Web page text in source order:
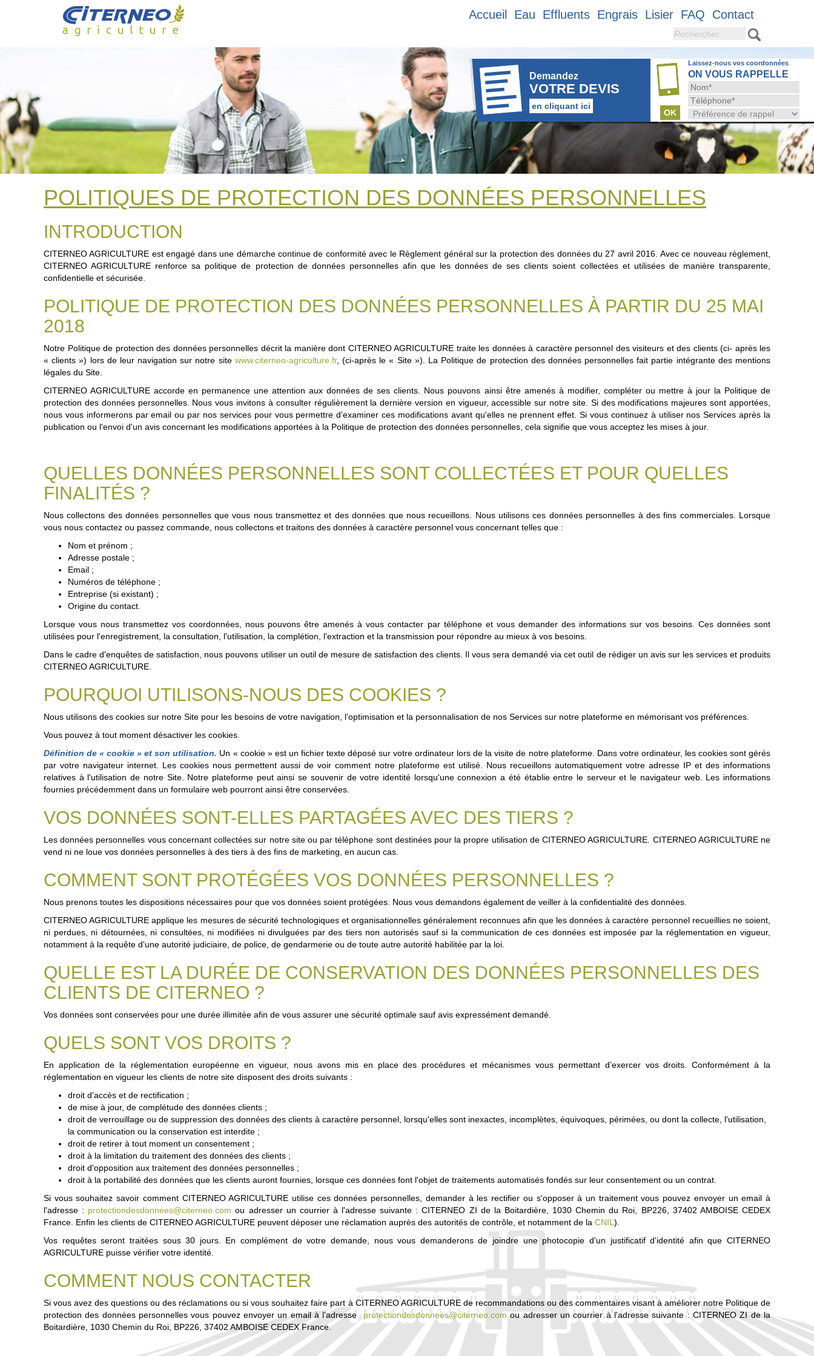
Accueil Eau Effluents Engrais Lisier FAQ Contact
Rechercher
Demandez
VOTRE DEVIS
en cliquant ici
Laissez-nous vos coordonnées
ON VOUS RAPPELLE
POLITIQUES DE PROTECTION DES DONNÉES PERSONNELLES
INTRODUCTION
CITERNEO AGRICULTURE est engagé dans une démarche continue de conformité avec le Règlement général sur la protection des données du 27 avril 2016. Avec ce nouveau règlement,
CITERNEO AGRICULTURE renforce sa politique de protection de données personnelles afin que les données de ses clients soient collectées et utilisées de manière transparente,
confidentielle et sécurisée.
POLITIQUE DE PROTECTION DES DONNÉES PERSONNELLES À PARTIR DU 25 MAI
2018
Notre Politique de protection des données personnelles décrit la manière dont CITERNEO AGRICULTURE traite les données à caractère personnel des visiteurs et des clients (ci- après les
« clients ») lors de leur navigation sur notre site www.citerneo-agriculture.fr, (ci-après le « Site »). La Politique de protection des données personnelles fait partie intégrante des mentions
légales du Site.
CITERNEO AGRICULTURE accorde en permanence une attention aux données de ses clients. Nous pouvons ainsi être amenés à modifier, compléter ou mettre à jour la Politique de
protection des données personnelles. Nous vous invitons à consulter régulièrement la dernière version en vigueur, accessible sur notre site. Si des modifications majeures sont apportées,
nous vous informerons par email ou par nos services pour vous permettre d'examiner ces modifications avant qu'elles ne prennent effet. Si vous continuez à utiliser nos Services après la
publication ou l'envoi d'un avis concernant les modifications apportées à la Politique de protection des données personnelles, cela signifie que vous acceptez les mises à jour.
QUELLES DONNÉES PERSONNELLES SONT COLLECTÉES ET POUR QUELLES
FINALITÉS ?
Nous collectons des données personnelles que vous nous transmettez et des données que nous recueillons. Nous utilisons ces données personnelles à des fins commerciales. Lorsque
vous nous contactez ou passez commande, nous collectons et traitons des données à caractère personnel vous concernant telles que :
Nom et prénom ;
Adresse postale ;
Email ;
Numéros de téléphone ;
Entreprise (si existant) ;
Origine du contact.
Lorsque vous nous transmettez vos coordonnées, nous pouvons être amenés à vous contacter par téléphone et vous demander des informations sur vos besoins. Ces données sont
utilisées pour l'enregistrement, la consultation, l'utilisation, la complétion, l'extraction et la transmission pour répondre au mieux à vos besoins.
Dans le cadre d'enquêtes de satisfaction, nous pouvons utiliser un outil de mesure de satisfaction des clients. Il vous sera demandé via cet outil de rédiger un avis sur les services et produits
CITERNEO AGRICULTURE.
POURQUOI UTILISONS-NOUS DES COOKIES ?
Nous utilisons des cookies sur notre Site pour les besoins de votre navigation, l’optimisation et la personnalisation de nos Services sur notre plateforme en mémorisant vos préférences.
Vous pouvez à tout moment désactiver les cookies.
Définition de « cookie » et son utilisation. Un « cookie » est un fichier texte déposé sur votre ordinateur lors de la visite de notre plateforme. Dans votre ordinateur, les cookies sont gérés
par votre navigateur internet. Les cookies nous permettent aussi de voir comment notre plateforme est utilisé. Nous recueillons automatiquement votre adresse IP et des informations
relatives à l'utilisation de notre Site. Notre plateforme peut ainsi se souvenir de votre identité lorsqu'une connexion a été établie entre le serveur et le navigateur web. Les informations
fournies précédemment dans un formulaire web pourront ainsi être conservées.
VOS DONNÉES SONT-ELLES PARTAGÉES AVEC DES TIERS ?
Les données personnelles vous concernant collectées sur notre site ou par téléphone sont destinées pour la propre utilisation de CITERNEO AGRICULTURE. CITERNEO AGRICULTURE ne
vend ni ne loue vos données personnelles à des tiers à des fins de marketing, en aucun cas.
COMMENT SONT PROTÉGÉES VOS DONNÉES PERSONNELLES ?
Nous prenons toutes les dispositions nécessaires pour que vos données soient protégées. Nous vous demandons également de veiller à la confidentialité des données.
CITERNEO AGRICULTURE applique les mesures de sécurité technologiques et organisationnelles généralement reconnues afin que les données à caractère personnel recueillies ne soient,
ni perdues, ni détournées, ni consultées, ni modifiées ni divulguées par des tiers non autorisés sauf si la communication de ces données est imposée par la réglementation en vigueur,
notamment à la requête d'une autorité judiciaire, de police, de gendarmerie ou de toute autre autorité habilitée par la loi.
QUELLE EST LA DURÉE DE CONSERVATION DES DONNÉES PERSONNELLES DES
CLIENTS DE CITERNEO ?
Vos données sont conservées pour une durée illimitée afin de vous assurer une sécurité optimale sauf avis expressément demandé.
QUELS SONT VOS DROITS ?
En application de la réglementation européenne en vigueur, nous avons mis en place des procédures et mécanismes vous permettant d’exercer vos droits. Conformément à la
réglementation en vigueur les clients de notre site disposent des droits suivants :
droit d'accès et de rectification ;
de mise à jour, de complétude des données clients ;
droit de verrouillage ou de suppression des données des clients à caractère personnel, lorsqu'elles sont inexactes, incomplètes, équivoques, périmées, ou dont la collecte, l'utilisation,
la communication ou la conservation est interdite ;
droit de retirer à tout moment un consentement ;
droit à la limitation du traitement des données des clients ;
droit d'opposition aux traitement des données personnelles ;
droit à la portabilité des données que les clients auront fournies, lorsque ces données font l'objet de traitements automatisés fondés sur leur consentement ou un contrat.
Si vous souhaitez savoir comment CITERNEO AGRICULTURE utilise ces données personnelles, demander à les rectifier ou s'opposer à un traitement vous pouvez envoyer un email à
l'adresse : protectiondesdonnees@citerneo.com ou adresser un courrier à l'adresse suivante : CITERNEO ZI de la Boitardière, 1030 Chemin du Roi, BP226, 37402 AMBOISE CEDEX
France. Enfin les clients de CITERNEO AGRICULTURE peuvent déposer une réclamation auprès des autorités de contrôle, et notamment de la CNIL ).
Vos requêtes seront traitées sous 30 jours. En complément de votre demande, nous vous demanderons de joindre une photocopie d'un justificatif d'identité afin que CITERNEO
AGRICULTURE puisse vérifier votre identité.
COMMENT NOUS CONTACTER
Si vous avez des questions ou des réclamations ou si vous souhaitez faire part à CITERNEO AGRICULTURE de recommandations ou des commentaires visant à améliorer notre Politique de
protection des données personnelles vous pouvez envoyer un email à l'adresse protectiondesdonnees@citerneo.comou adresser un courrier à l'adresse suivante : CITERNEO ZI de la
Boitardière, 1030 Chemin du Roi, BP226, 37402 AMBOISE CEDEX France.